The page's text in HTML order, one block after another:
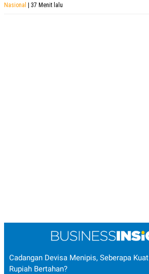
Nasional | 37 Menit lalu
Cadangan Devisa Menipis, Seberapa Kuat
Rupiah Bertahan?